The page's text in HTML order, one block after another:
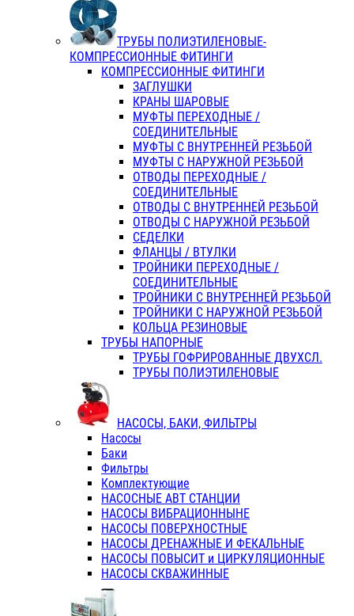
ТРУБЫ ПОЛИЭТИЛЕНОВЫЕ-
КОМПРЕССИОННЫЕ ФИТИНГИ
КОМПРЕССИОННЫЕ ФИТИНГИ
ЗАГЛУШКИ
КРАНЫ ШАРОВЫЕ
МУФТЫ ПЕРЕХОДНЫЕ /
СОЕДИНИТЕЛЬНЫЕ
МУФТЫ С ВНУТРЕННЕЙ РЕЗЬБОЙ
МУФТЫ С НАРУЖНОЙ РЕЗЬБОЙ
ОТВОДЫ ПЕРЕХОДНЫЕ /
СОЕДИНИТЕЛЬНЫЕ
ОТВОДЫ С ВНУТРЕННЕЙ РЕЗЬБОЙ
ОТВОДЫ С НАРУЖНОЙ РЕЗЬБОЙ
СЕДЕЛКИ
ФЛАНЦЫ / ВТУЛКИ
ТРОЙНИКИ ПЕРЕХОДНЫЕ /
СОЕДИНИТЕЛЬНЫЕ
ТРОЙНИКИ С ВНУТРЕННЕЙ РЕЗЬБОЙ
ТРОЙНИКИ С НАРУЖНОЙ РЕЗЬБОЙ
КОЛЬЦА РЕЗИНОВЫЕ
ТРУБЫ НАПОРНЫЕ
ТРУБЫ ГОФРИРОВАННЫЕ ДВУХСЛ.
ТРУБЫ ПОЛИЭТИЛЕНОВЫЕ
НАСОСЫ, БАКИ, ФИЛЬТРЫ
Насосы
Баки
Фильтры
Комплектующие
НАСОСНЫЕ АВТ СТАНЦИИ
НАСОСЫ ВИБРАЦИОННЫНЕ
НАСОСЫ ПОВЕРХНОСТНЫЕ
НАСОСЫ ДРЕНАЖНЫЕ И ФЕКАЛЬНЫЕ
НАСОСЫ ПОВЫСИТ и ЦИРКУЛЯЦИОННЫЕ
НАСОСЫ СКВАЖИННЫЕ